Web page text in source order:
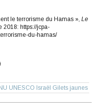
le terrorisme du Hamas », Le
2018: https://jcpa-
du-hamas/
UNESCO Israël Gilets jaunes